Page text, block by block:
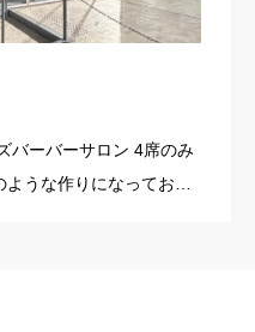
バーバーサロン 4席のみ
うな作りになってお